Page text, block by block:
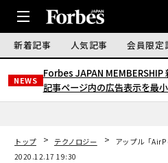
新着記事 人気記事 会員限定
NEWS
Forbes JAPAN MEMBERSHIP
記事ページ内の広告表示を最
トップ テクノロジー
アップル「
2020.12.17 19:30